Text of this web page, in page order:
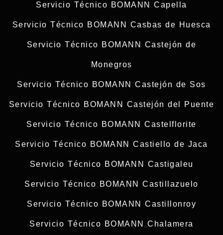
Servicio Técnico BOMANN Capella
Servicio Técnico BOMANN Casbas de Huesca
Servicio Técnico BOMANN Castejón de
Monegros
Servicio Técnico BOMANN Castejón de Sos
Servicio Técnico BOMANN Castejón del Puente
Servicio Técnico BOMANN Castelflorite
Servicio Técnico BOMANN Castiello de Jaca
Servicio Técnico BOMANN Castigaleu
Servicio Técnico BOMANN Castillazuelo
Servicio Técnico BOMANN Castillonroy
Servicio Técnico BOMANN Chalamera